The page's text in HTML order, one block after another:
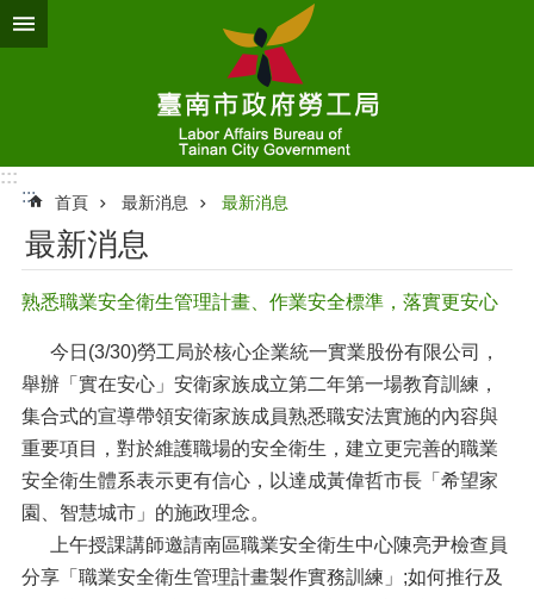
跳到主要內容區塊
:::
:::
首頁 最新消息 最新消息
最新消息
熟悉職業安全衛生管理計畫、作業安全標準，落實更安心
今日(3/30)勞工局於核心企業統一實業股份有限公司，
舉辦「實在安心」安衛家族成立第二年第一場教育訓練，
集合式的宣導帶領安衛家族成員熟悉職安法實施的內容與
重要項目，對於維護職場的安全衛生，建立更完善的職業
安全衛生體系表示更有信心，以達成黃偉哲市長「希望家
園、智慧城市」的施政理念。
上午授課講師邀請南區職業安全衛生中心陳亮尹檢查員
分享「職業安全衛生管理計畫製作實務訓練」;如何推行及